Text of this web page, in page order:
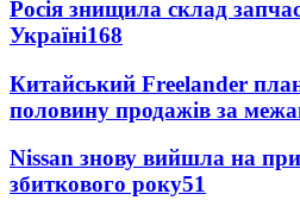
Росія знищила склад
Україні168
Китайський Freelander
половину продажів за
Nissan знову вийшла на
збиткового року51